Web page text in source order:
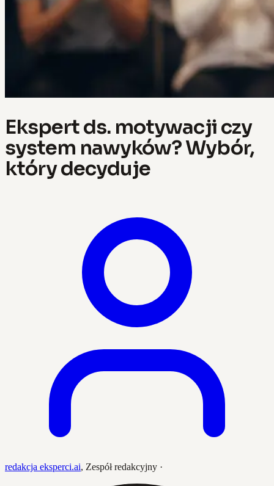
Ekspert ds. motywacji czy
system nawyków? Wybór,
który decyduje
redakcja eksperci.ai, Zespół redakcyjny ·